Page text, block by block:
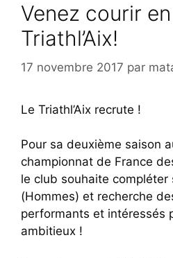
Venez courir
Triathl’Aix!
17 novembre 2017 par
Le Triathl’Aix recrute !
Pour sa deuxième saison
championnat de France
le club souhaite compléter
(Hommes) et recherche
performants et intéressés
ambitieux !